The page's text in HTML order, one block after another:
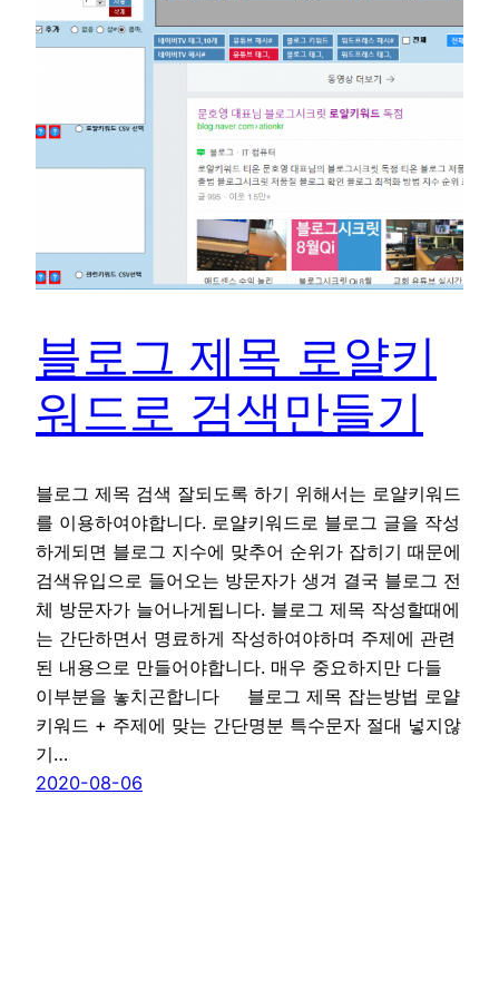
블로그 제목 로얄키
워드로 검색만들기
블로그 제목 검색 잘되도록 하기 위해서는 로얄키워드
를 이용하여야합니다. 로얄키워드로 블로그 글을 작성
하게되면 블로그 지수에 맞추어 순위가 잡히기 때문에
검색유입으로 들어오는 방문자가 생겨 결국 블로그 전
체 방문자가 늘어나게됩니다. 블로그 제목 작성할때에
는 간단하면서 명료하게 작성하여야하며 주제에 관련
된 내용으로 만들어야합니다. 매우 중요하지만 다들
이부분을 놓치곤합니다 블로그 제목 잡는방법 로얄
키워드 + 주제에 맞는 간단명분 특수문자 절대 넣지않
기…
2020-08-06